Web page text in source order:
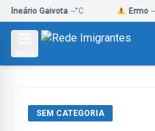
Skip
to
Gaivota --°C Ermo --°C
SEM CATEGORIA